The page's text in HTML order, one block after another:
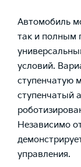
Автомобиль
так и полным
условий.
ступенчатую
ступенчатый
Независимо
управления.